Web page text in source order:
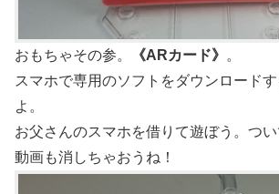
おもちゃその参。 《ARカード》 。
スマホで専用のソフトをダウンロード
よ。
お父さんのスマホを借りて遊ぼう。つ
動画も消しちゃおうね！